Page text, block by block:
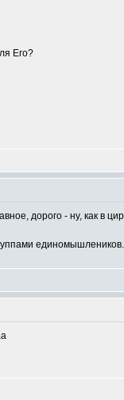
Его?
дорого - ну, как в